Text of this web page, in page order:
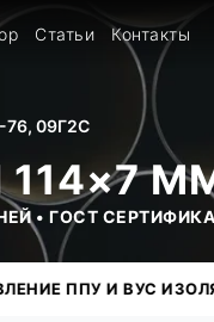
Статьи Контакты
76, 09Г2С
• ГОСТ
И ВУС ИЗОЛЯЦИИ •